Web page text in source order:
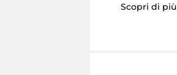
Scopri di più